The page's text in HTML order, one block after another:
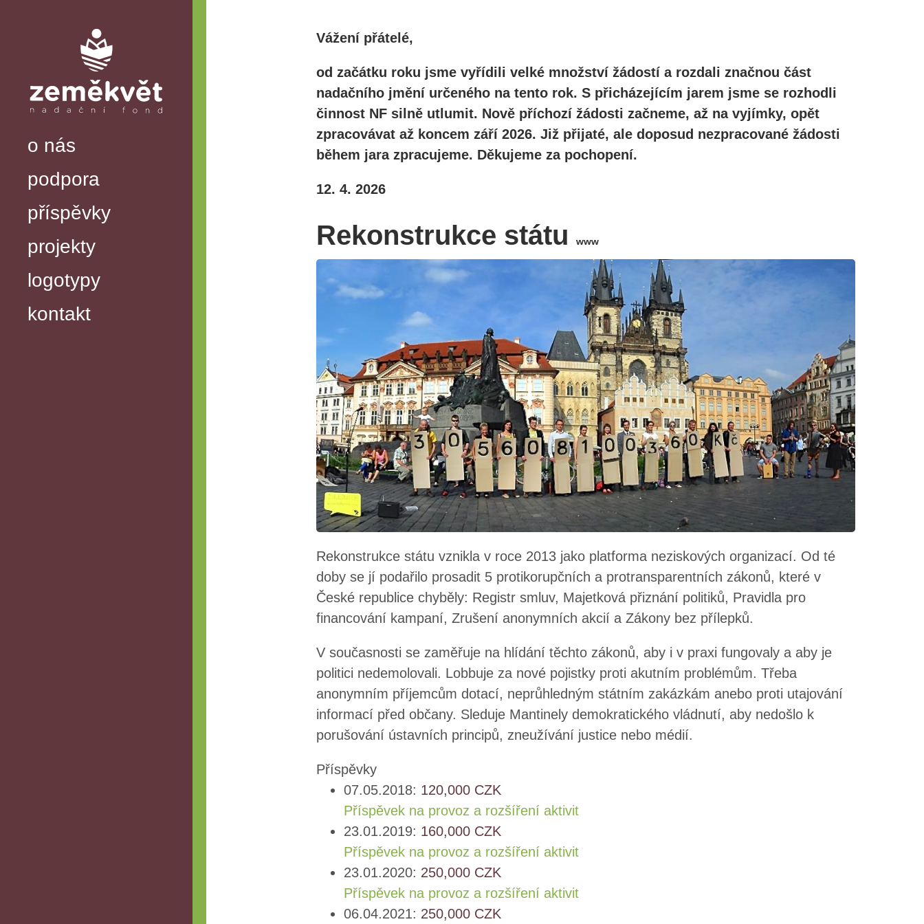
o nás
podpora
příspěvky
projekty
logotypy
kontakt
Vážení přátelé,
od začátku roku jsme vyřídili velké množství žádostí a rozdali značnou část
nadačního jmění určeného na tento rok. S přicházejícím jarem jsme se rozhodli
činnost NF silně utlumit. Nově příchozí žádosti začneme, až na vyjímky, opět
zpracovávat až koncem září 2026. Již přijaté, ale doposud nezpracované žádosti
během jara zpracujeme. Děkujeme za pochopení.
12. 4. 2026
Rekonstrukce státu www
Rekonstrukce státu vznikla v roce 2013 jako platforma neziskových organizací. Od té
doby se jí podařilo prosadit 5 protikorupčních a protransparentních zákonů, které v
České republice chyběly: Registr smluv, Majetková přiznání politiků, Pravidla pro
financování kampaní, Zrušení anonymních akcií a Zákony bez přílepků.
V současnosti se zaměřuje na hlídání těchto zákonů, aby i v praxi fungovaly a aby je
politici nedemolovali. Lobbuje za nové pojistky proti akutním problémům. Třeba
anonymním příjemcům dotací, neprůhledným státním zakázkám anebo proti utajování
informací před občany. Sleduje Mantinely demokratického vládnutí, aby nedošlo k
porušování ústavních principů, zneužívání justice nebo médií.
Příspěvky
07.05.2018: 120,000 CZK
Příspěvek na provoz a rozšíření aktivit
23.01.2019: 160,000 CZK
Příspěvek na provoz a rozšíření aktivit
23.01.2020: 250,000 CZK
Příspěvek na provoz a rozšíření aktivit
06.04.2021: 250,000 CZK